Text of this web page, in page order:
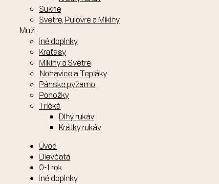
Sukne
Svetre, Pulovre a Mikiny
Muži
Iné doplnky
Kraťasy
Mikiny a Svetre
Nohavice a Tepláky
Pánske pyžamo
Ponožky
Tričká
Dlhý rukáv
Krátky rukáv
Úvod
Dievčatá
0-1 rok
Iné doplnky